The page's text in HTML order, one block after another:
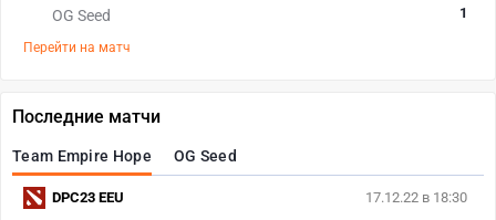
OG Seed
1
Перейти на матч
Последние матчи
Team Empire Hope OG Seed
17.12.22 в 18:30
DPC23 EEU